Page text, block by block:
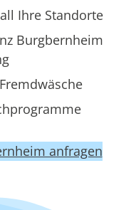
Ihre Standorte
Burgbernheim
anfragen